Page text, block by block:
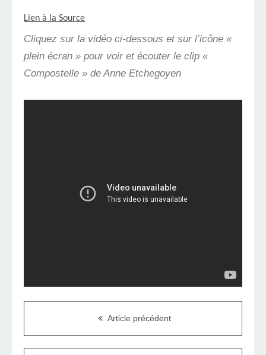
Lien à la Source
Cliquez sur la vidéo ci-dessous et sur l’icône «
plein écran » pour voir et écouter le clip «
Compostelle » de Anne Etchegoyen
Article précédent